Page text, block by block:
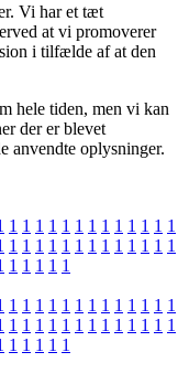
Vi har et tæt
at vi promoverer
i tilfælde af at den
hele tiden, men vi kan
der er blevet
anvendte oplysninger.
1 1 1 1 1 1 1 1 1 1 1 1 1
1 1 1 1 1 1 1 1 1 1 1 1 1
1 1 1 1 1
1 1 1 1 1 1 1 1 1 1 1 1 1
1 1 1 1 1 1 1 1 1 1 1 1 1
1 1 1 1 1